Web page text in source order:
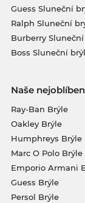
Guess Sluneční
Ralph Sluneční
Burberry
Boss Sluneční
Naše
Ray-Ban Brýle
Oakley Brýle
Humphreys Brýle
Marc O Polo Brýle
Emporio Armani
Guess Brýle
Persol Brýle